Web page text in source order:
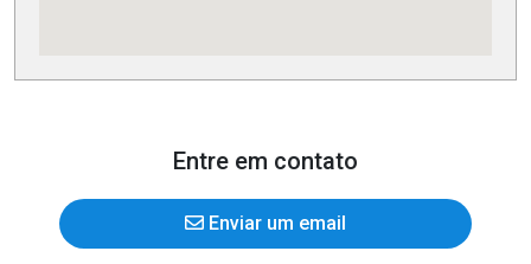
Entre em contato
Enviar um email